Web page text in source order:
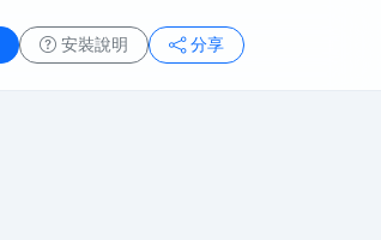
安裝說明 分享